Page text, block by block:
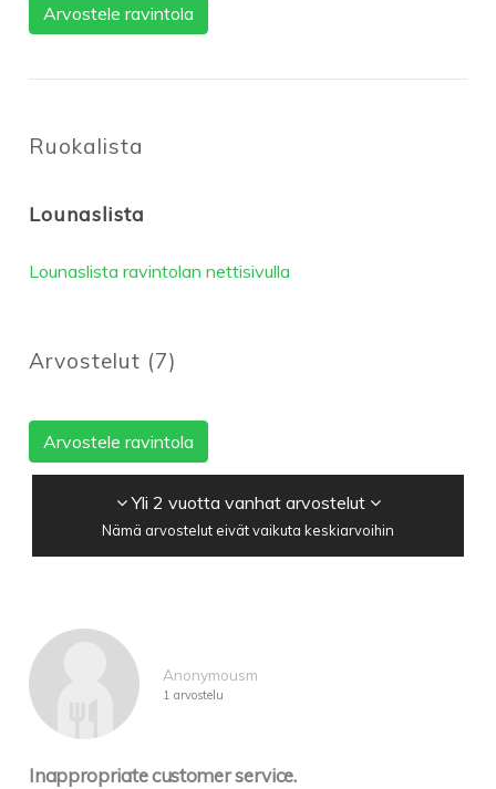
Arvostele ravintola
Ruokalista
Lounaslista
Lounaslista ravintolan nettisivulla
Arvostelut (7)
Arvostele ravintola
Yli 2 vuotta vanhat arvostelut
Nämä arvostelut eivät vaikuta keskiarvoihin
Anonymousm
1 arvostelu
Inappropriate customer service.